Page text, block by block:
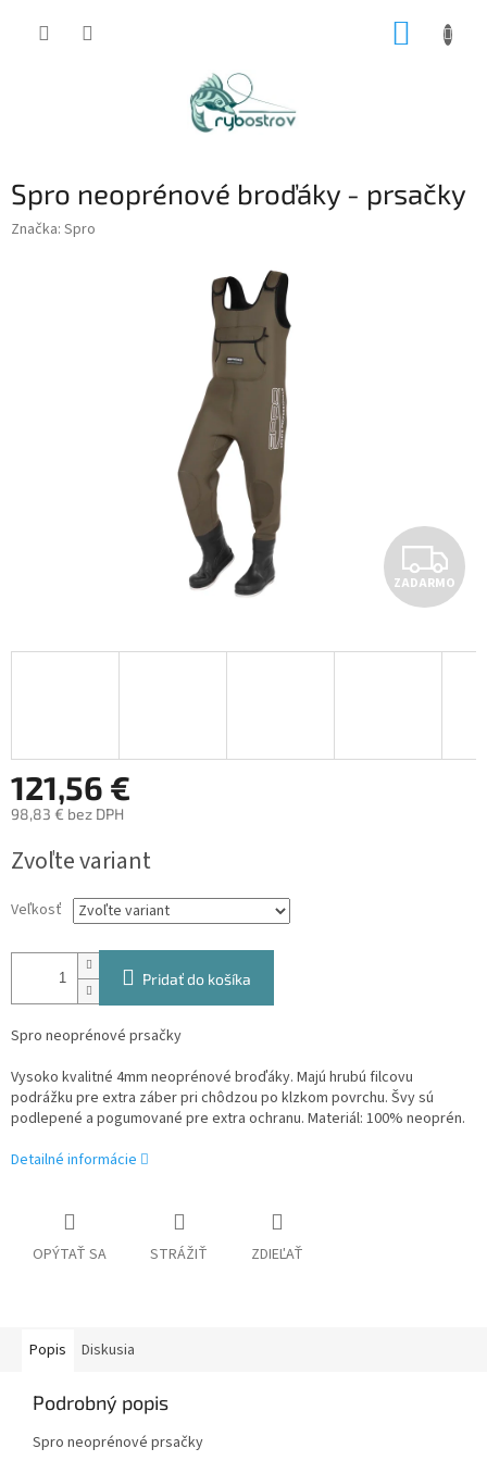
Spro neoprénové broďáky - prsačky
Značka: Spro
Z
A
D
ZADARMO
121,56 €
98,83 € bez DPH
cena:
Zvoľte variant
Veľkosť
Pridať do košíka
Spro neoprénové prsačky
Vysoko kvalitné 4mm neoprénové broďáky. Majú hrubú filcovu
podrážku pre extra záber pri chôdzou po klzkom povrchu. Švy sú
podlepené a pogumované pre extra ochranu. Materiál: 100% neoprén.
Detailné informácie
OPÝTAŤ SA STRÁŽIŤ ZDIEĽAŤ
Popis Diskusia
Podrobný popis
Spro neoprénové prsačky